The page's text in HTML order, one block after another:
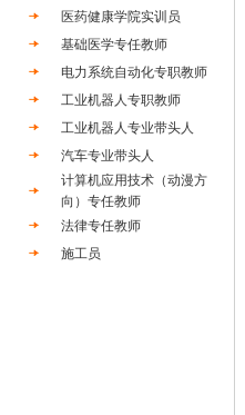
医药健康学院实训员
基础医学专任教师
电力系统自动化专职教师
工业机器人专职教师
工业机器人专业带头人
汽车专业带头人
计算机应用技术（动漫方
向）专任教师
法律专任教师
施工员